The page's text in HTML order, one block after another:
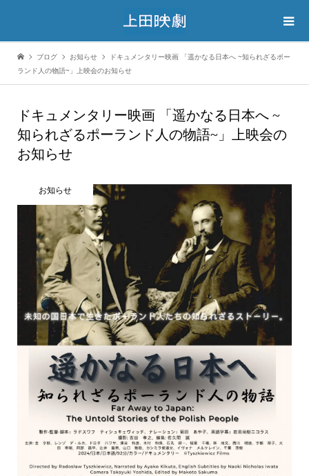
ブログ お知らせ
ドキュメンタリー映画 「遥かなる日本へ ~知られざるポー
ランド人の物語~」上映会のお知らせ
ドキュメンタリー映画 「遥かなる日本へ ~
知られざるポーランド人の物語~」上映会の
お知らせ
お知らせ